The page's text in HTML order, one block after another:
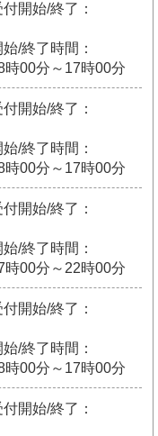
付開始/終了：
始/終了時間：
時00分～17時00分
付開始/終了：
始/終了時間：
時00分～17時00分
付開始/終了：
始/終了時間：
時00分～22時00分
付開始/終了：
始/終了時間：
時00分～17時00分
付開始/終了：